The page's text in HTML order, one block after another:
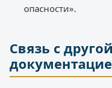
опасности».
Связь с